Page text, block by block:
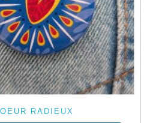
RADIEUX